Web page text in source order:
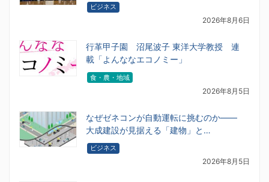
ビジネス
2026年8月6日
行革甲子園 沼尾波子 東洋大学教授 連
載「よんななエコノミー」
食・農・地域
2026年8月5日
なぜゼネコンが自動運転に挑むのか――
大成建設が見据える「建物」と…
ビジネス
2026年8月5日